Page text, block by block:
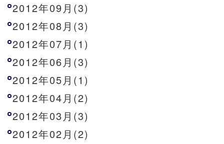
2012年09月(3)
2012年08月(3)
2012年07月(1)
2012年06月(3)
2012年05月(1)
2012年04月(2)
2012年03月(3)
2012年02月(2)